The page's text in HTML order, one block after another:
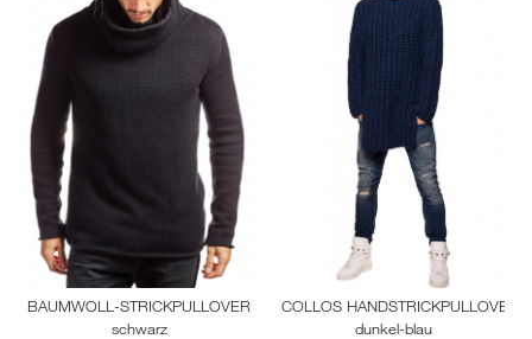
BAUMWOLL-STRICKPULLOVER SUPER SOFT
schwarz
COLLOS HANDSTRICKPULLOVER
dunkel-blau